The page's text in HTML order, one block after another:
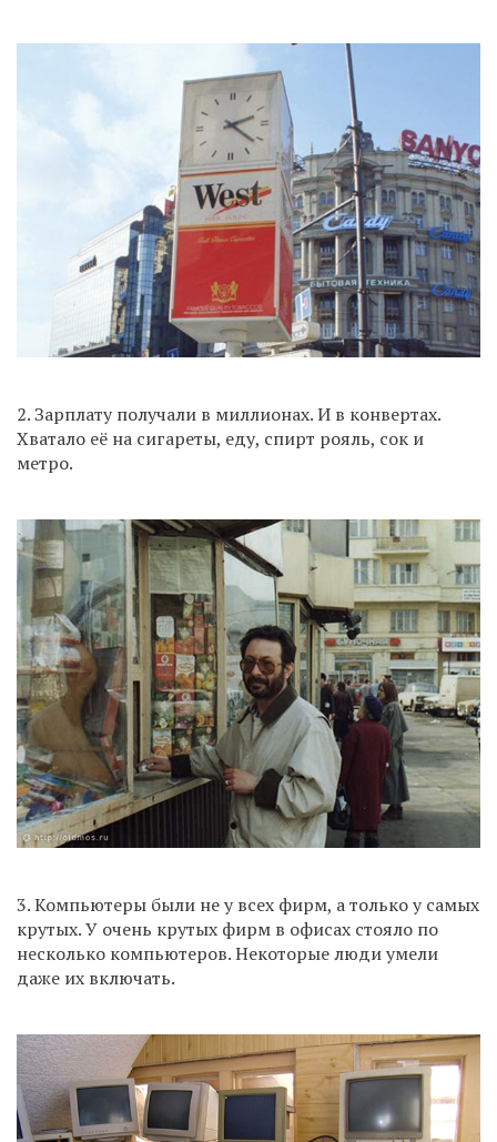
2. Зарплату получали в миллионах. И в конвертах.
Хватало её на сигареты, еду, спирт рояль, сок и
метро.
3. Компьютеры были не у всех фирм, а только у самых
крутых. У очень крутых фирм в офисах стояло по
несколько компьютеров. Некоторые люди умели
даже их включать.